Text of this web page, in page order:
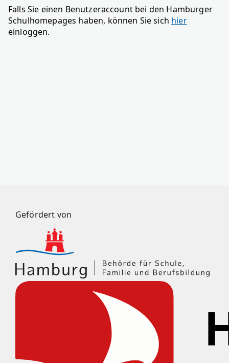
Falls Sie einen Benutzeraccount bei den Hamburger
Schulhomepages haben, können Sie sich hier
einloggen.
Gefördert von